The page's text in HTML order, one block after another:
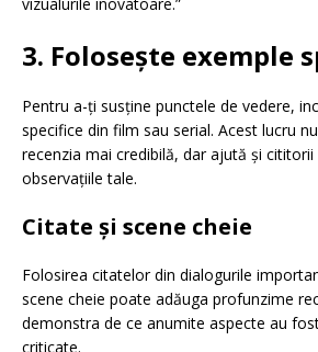
3. Folosește exemple
Pentru a-ți susține punctele de vedere,
specifice din film sau serial. Acest lucru
recenzia mai credibilă, dar ajută și
observațiile tale.
Citate și scene cheie
Folosirea citatelor din dialogurile
scene cheie poate adăuga profunzime
demonstra de ce anumite aspecte au
criticate.